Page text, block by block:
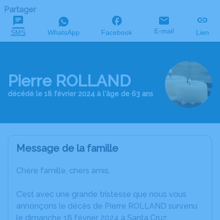
Partager
SMS WhatsApp Facebook E-mail Lien
Pierre ROLLAND
décédé le 18 février 2024 à l'âge de 63 ans
Message de la famille
Chère famille, chers amis,
C’est avec une grande tristesse que nous vous
annonçons le décès de Pierre ROLLAND survenu
le dimanche 18 février 2024 à Santa Cruz